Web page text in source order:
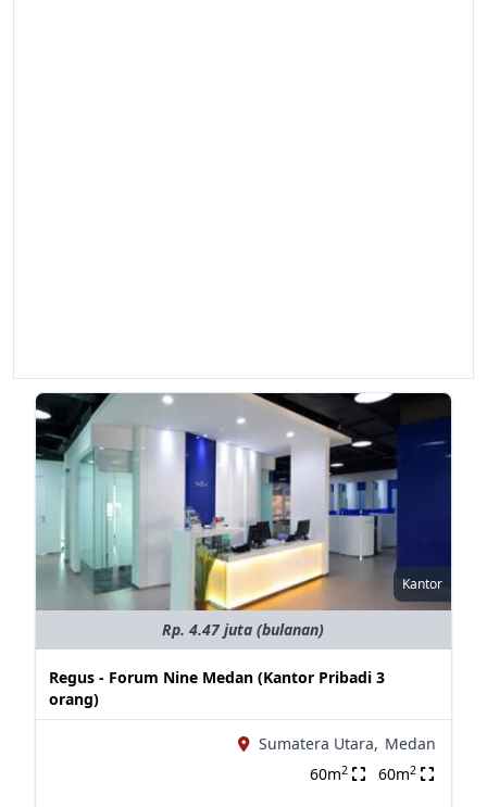
Kantor
Rp. 4.47 juta (bulanan)
Regus - Forum Nine Medan (Kantor Pribadi 3
orang)
Sumatera Utara, Medan
60m2 60m2